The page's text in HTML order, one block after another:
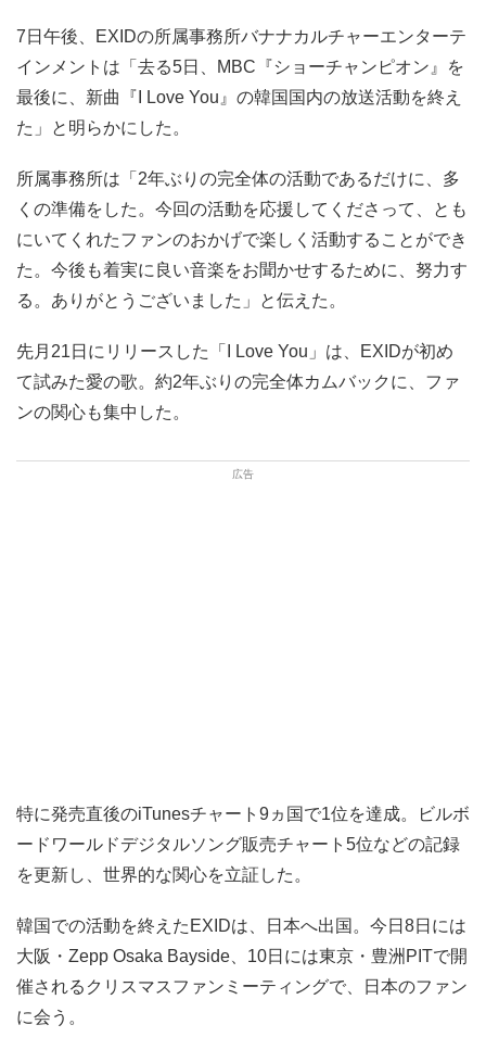
7日午後、EXIDの所属事務所バナナカルチャーエンターテ
インメントは「去る5日、MBC『ショーチャンピオン』を
最後に、新曲『I Love You』の韓国国内の放送活動を終え
た」と明らかにした。
所属事務所は「2年ぶりの完全体の活動であるだけに、多
くの準備をした。今回の活動を応援してくださって、とも
にいてくれたファンのおかげで楽しく活動することができ
た。今後も着実に良い音楽をお聞かせするために、努力す
る。ありがとうございました」と伝えた。
先月21日にリリースした「I Love You」は、EXIDが初め
て試みた愛の歌。約2年ぶりの完全体カムバックに、ファ
ンの関心も集中した。
特に発売直後のiTunesチャート9ヵ国で1位を達成。ビルボ
ードワールドデジタルソング販売チャート5位などの記録
を更新し、世界的な関心を立証した。
韓国での活動を終えたEXIDは、日本へ出国。今日8日には
大阪・Zepp Osaka Bayside、10日には東京・豊洲PITで開
催されるクリスマスファンミーティングで、日本のファン
に会う。